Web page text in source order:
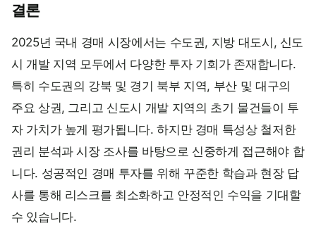
결론
2025년 국내 경매 시장에서는 수도권, 지방 대도시, 신도
시 개발 지역 모두에서 다양한 투자 기회가 존재합니다.
특히 수도권의 강북 및 경기 북부 지역, 부산 및 대구의
주요 상권, 그리고 신도시 개발 지역의 초기 물건들이 투
자 가치가 높게 평가됩니다. 하지만 경매 특성상 철저한
권리 분석과 시장 조사를 바탕으로 신중하게 접근해야 합
니다. 성공적인 경매 투자를 위해 꾸준한 학습과 현장 답
사를 통해 리스크를 최소화하고 안정적인 수익을 기대할
수 있습니다.